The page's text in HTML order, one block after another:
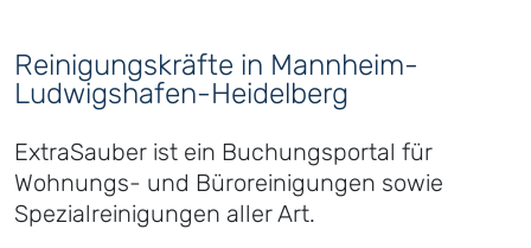
Reinigungskräfte in Mannheim-
Ludwigshafen-Heidelberg
ExtraSauber ist ein Buchungsportal für
Wohnungs- und Büroreinigungen sowie
Spezialreinigungen aller Art.